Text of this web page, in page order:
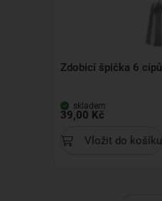
Zdobicí špička 6 cípů
skladem
39,00 Kč
Vložit do košíku